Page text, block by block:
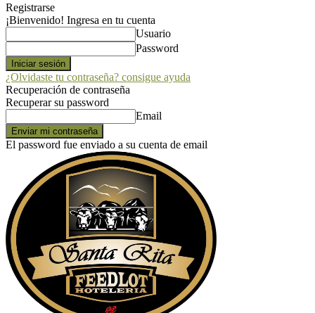
Registrarse
¡Bienvenido! Ingresa en tu cuenta
Usuario
Password
¿Olvidaste tu contraseña? consigue ayuda
Recuperación de contraseña
Recuperar su password
Email
El password fue enviado a su cuenta de email